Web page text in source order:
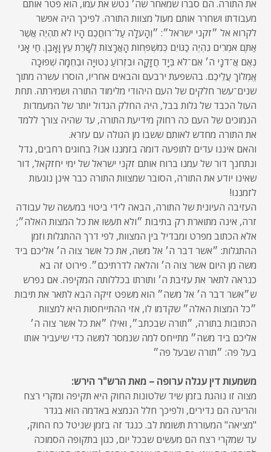
את התורה. הם סברו שמאחר שה׳ נטש את עמו, הוא פטר אותם
מעבודתו ושחרר אותם מעול מצוות התורה. לפיכך היה אפשר
לקרוא אל ״זקני ישראל״: ״וְהָעֹלָה עַל־רוּחֲכֶם הָיוֹ לֹא תִהְיֶה אֲשֶׁר
אַתֶּם אֹמְרִים נִהְיֶה כַגּוֹיִם כְּמִשְׁפְּחוֹת הָאֲרָצוֹת לְשָׁרֵת עֵץ וָאָבֶן. חַי אָנִי
נְאֻם אֲ־דֹנָי ה׳ אִם־לֹא בְּיָד חֲזָקָה וּבִזְרוֹעַ נְטוּיָה וּבְחֵמָה שְׁפוּכָה
אֱמְלוֹךְ עֲלֵיכֶם. בהשפעת ירבעם והבאים אחריו, הוסרו עשרה מתוך
שנים־עשר חלקים של העם היהודי מלימוד התורה ושמירתה. תחת
העול הכבד של גלות בבל, היה החלק הגדול יותר של המעמדות
הנמוכים של העם כה רחוק מידיעת התורה, עד שהיה צורך ללמד
את התורה מחדש לאותם ששבו מן הגולה עם עזרא.
והאם איננו עדים לתופעה דומה בזמננו אנו? בחוגים רחבים, גדל
ונתחנך דור של עמנו ברוח אותם זקני ישראל של ימי יחזקאל, דור
שאינו יודע את התורה, הסובר שמצוות התורה כבר אינן נוגעות
לזמננו!
העזיבה העיונית של התורה, הבאה לידי ביטוי במעשה של עבודה
זרה, אינה מתוארת רק בתיבות ״ולא תעשו את כל המצות האלה״;
אלא הכתוב מפרט ומבדיל בין המצוות, לפי דרך ההתגלות וזמן
ההתגלות: ״אשר דבר ה׳ אל משה, את כל אשר צוה ה׳ אליכם ביד
משה מן היום אשר צוה ה׳ והלאה לדרתיכם״. פירוט זה בא
כנראה לתאר את עזיבת ה׳ ותורתו בכללותה המקיפה. אם נפרש
ש״אשר דבר ה׳ אל משה״ הוא משפט זיקה הבא לתאר את תיבות
״כל המצות האלה״ שקדמו לו, אזי ההתייחסות היא למצוות
הכתובות בתורה, ״תורה שבכתב״, ואילו ״את כל אשר צוה ה׳
אליכם ביד משה״ מתייחס למה שנמסר למשה כדי שיעביר אותו
בעל פה: ״תורה שבעל פה״
משמעות דין עגלה ערופה – מאת הרש"ר הירש:
מצוה זו נוהגת בזמן שיד שלטונות החוק היא תקיפה ומקרי רצח
והריגה הם נדירים, ולפיכך חלל הנמצא באדמה הוא בגדר
"מציאה" המעוררת תשומת לב. כנגד זה בזמן שניטל כח החוק,
עד שמקרי רצח הם מעשים שבכל יום, כגון בתקופה הסמוכה